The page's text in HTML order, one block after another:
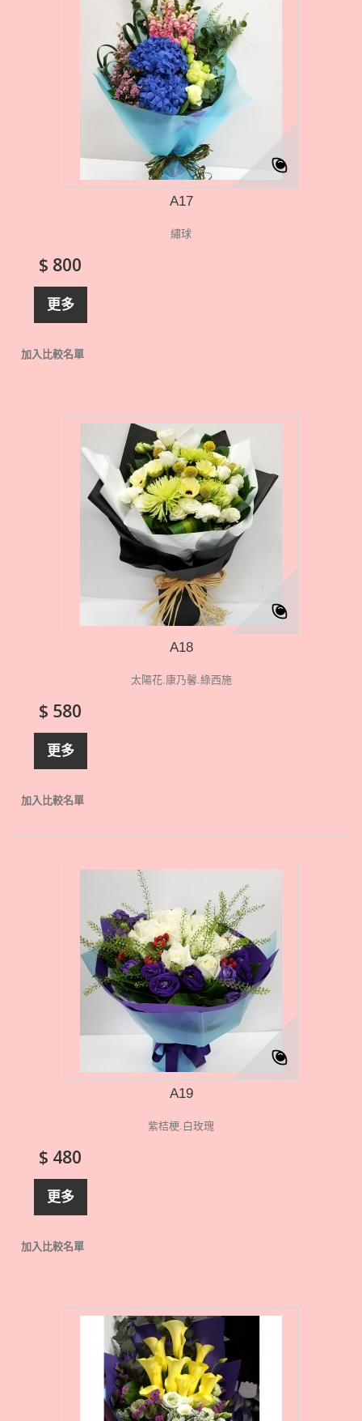
A17
繡球
$ 800
更多
加入比較名單
A18
太陽花.康乃馨.綠西施
$ 580
更多
加入比較名單
A19
紫桔梗.白玫瑰
$ 480
更多
加入比較名單